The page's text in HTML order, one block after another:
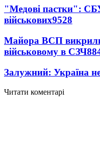
"Медові пастки":
військових9528
Майора ВСП
військовому в СЗЧ
Залужний: Україна
Читати коментарі